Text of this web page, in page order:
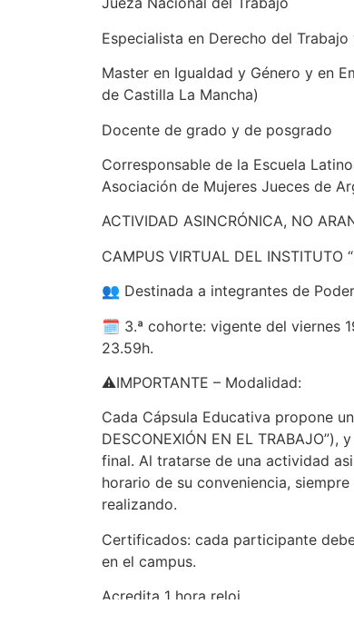
Especialista en Derecho del
Master en Igualdad y Género y en
de Castilla La Mancha)
Docente de grado y de posgrado
Corresponsable de la Escuela
Asociación de Mujeres Jueces de
ACTIVIDAD ASINCRÓNICA, NO
CAMPUS VIRTUAL DEL INSTITUTO
👥 Destinada a integrantes de
🗓️ 3.ª cohorte: vigente del viernes
23.59h.
⚠️IMPORTANTE – Modalidad:
Cada Cápsula Educativa propone
DESCONEXIÓN EN EL
final. Al tratarse de una actividad
horario de su conveniencia,
realizando.
Certificados: cada participante
en el campus.
Acredita 1 hora reloj.